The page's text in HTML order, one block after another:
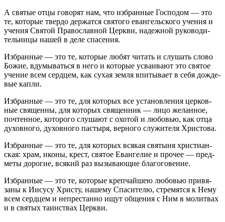
А свя­тые отцы гово­рят нам, что избран­ные Гос­по­дом — это
те, кото­рые твердо дер­жатся свя­того еван­гель­ского уче­ния и
уче­ния Свя­той Пра­во­слав­ной Церкви, надеж­ной руко­во­ди­
тель­ницы нашей в деле спасения.
Избран­ные — это те, кото­рые любят читать и слу­шать слово
Божие, вду­мы­ваться в него и кото­рые усва­и­вают это свя­тое
уче­ние всем серд­цем, как сухая земля впи­ты­вает в себя дож­де­
вые капли.
Избран­ные — это те, для кото­рых все уста­нов­ле­ния цер­ков­
ные свя­щенны, для кото­рых свя­щен­ник — лицо желан­ное,
почтен­ное, кото­рого слу­шают с охо­той и любо­вью, как отца
духов­ного, духов­ного пас­тыря, вер­ного слу­жи­теля Христова.
Избран­ные — это те, для кото­рых вся­кая свя­тыня хри­сти­ан­
ская: храм, иконы, крест, свя­тое Еван­ге­лие и про­чее — пред­
меты доро­гие, вся­кий раз вызы­ва­ю­щие благоговение.
Избран­ные — это те, кото­рые креп­чай­шею любо­вью при­вя­
заны к Иисусу Хри­сту, нашему Спа­си­телю, стре­мятся к Нему
всем серд­цем и непре­станно ищут обще­ния с Ним в молит­вах
и в свя­тых таин­ствах Церкви.